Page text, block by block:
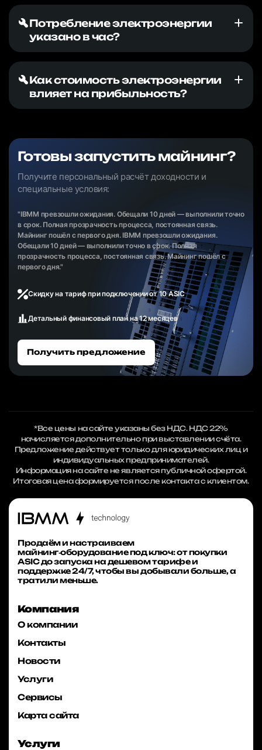
Потребление электроэнергии
указано в час?
Как стоимость электроэнергии
влияет на прибыльность?
Готовы запустить майнинг?
Получите персональный расчёт доходности и
специальные условия:
"IBMM превзошли ожидания. Обещали 10 дней — выполнили точно
в срок. Полная прозрачность процесса, постоянная связь.
Майнинг пошёл с первого дня. IBMM превзошли ожидания.
Обещали 10 дней — выполнили точно в срок. Полная
прозрачность процесса, постоянная связь. Майнинг пошёл с
первого дня."
Скидку на тариф при подключении от 10 ASIC
Детальный финансовый план на 12 месяцев
Получить предложение
*Все цены на сайте указаны без НДС. НДС 22%
начисляется дополнительно при выставлении счёта.
Предложение действует только для юридических лиц и
индивидуальных предпринимателей.
Информация на сайте не является публичной офертой.
Итоговая цена формируется после контакта с клиентом.
Продаём и настраиваем
майнинг‑оборудование под ключ: от покупки
ASIC до запуска на дешевом тарифе и
поддержке 24/7, чтобы вы добывали больше, а
тратили меньше.
Компания
О компании
Контакты
Новости
Услуги
Сервисы
Карта сайта
Услуги